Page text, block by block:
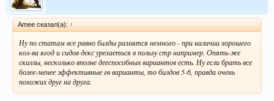
Amee сказал(а): ↑
Ну по статам все равно билды разнятся немного - при наличии хорошего
кол-ва ягод и сидов декс урезаеться в пользу стр например. Опять-же
скиллы, несколько вполне дееспособных вариантов есть. Ну если брать все
более-менее эффективные гв варианты, то билдов 5-6, правда очень
похожих друг на друга.